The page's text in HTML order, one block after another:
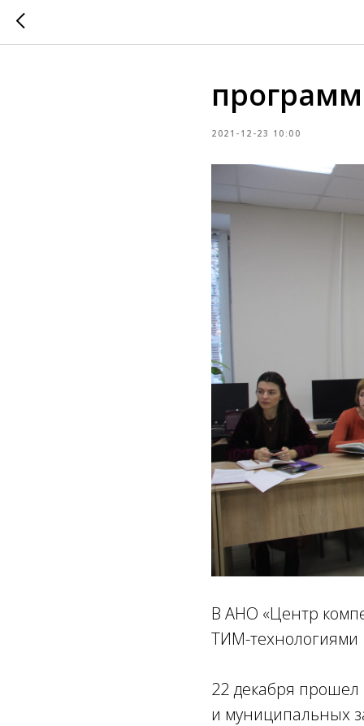
2021-12-23 10:00
В АНО «Центр
ТИМ-технологиями
22 декабря прошел
и муниципальных